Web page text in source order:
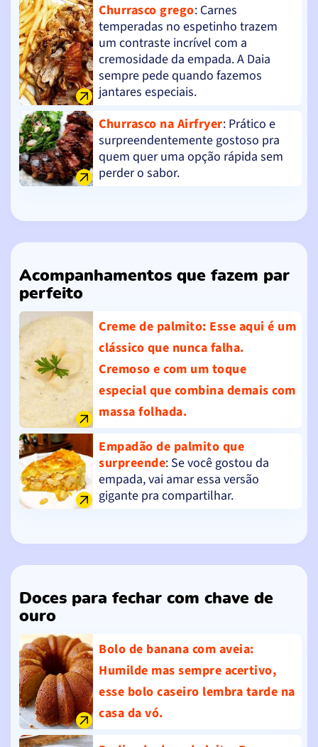
Churrasco grego: Carnes
temperadas no espetinho trazem
um contraste incrível com a
cremosidade da empada. A Daia
sempre pede quando fazemos
jantares especiais.
Churrasco na Airfryer: Prático e
surpreendentemente gostoso pra
quem quer uma opção rápida sem
perder o sabor.
Acompanhamentos que fazem par
perfeito
Creme de palmito: Esse aqui é um
clássico que nunca falha.
Cremoso e com um toque
especial que combina demais com
massa folhada.
Empadão de palmito que
surpreende: Se você gostou da
empada, vai amar essa versão
gigante pra compartilhar.
Doces para fechar com chave de
ouro
Bolo de banana com aveia:
Humilde mas sempre acertivo,
esse bolo caseiro lembra tarde na
casa da vó.